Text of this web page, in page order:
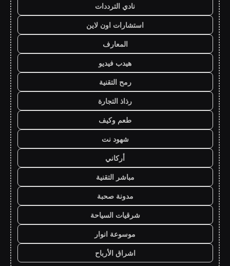
نادي الترددات
استشارات اون لاين
المعارف
هيدب فيديو
رمح التقنية
رذاذ التجارة
طعم وكيف
شهود نت
أركاني
مباشر التقنية
مدونة صحبة
شرقيات السياحة
موسوعة انوار
اشراق الأرباح